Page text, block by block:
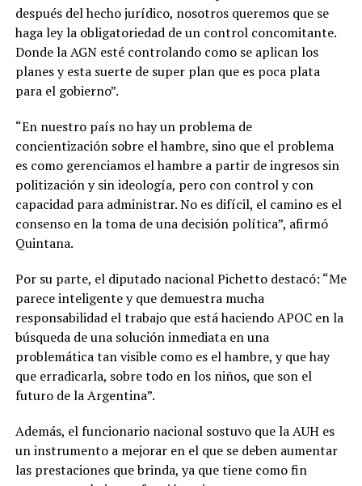
después del hecho jurídico, nosotros queremos que se
haga ley la obligatoriedad de un control concomitante.
Donde la AGN esté controlando como se aplican los
planes y esta suerte de super plan que es poca plata
para el gobierno”.
“En nuestro país no hay un problema de
concientización sobre el hambre, sino que el problema
es como gerenciamos el hambre a partir de ingresos sin
politización y sin ideología, pero con control y con
capacidad para administrar. No es difícil, el camino es el
consenso en la toma de una decisión política”, afirmó
Quintana.
Por su parte, el diputado nacional Pichetto destacó: “Me
parece inteligente y que demuestra mucha
responsabilidad el trabajo que está haciendo APOC en la
búsqueda de una solución inmediata en una
problemática tan visible como es el hambre, y que hay
que erradicarla, sobre todo en los niños, que son el
futuro de la Argentina”.
Además, el funcionario nacional sostuvo que la AUH es
un instrumento a mejorar en el que se deben aumentar
las prestaciones que brinda, ya que tiene como fin